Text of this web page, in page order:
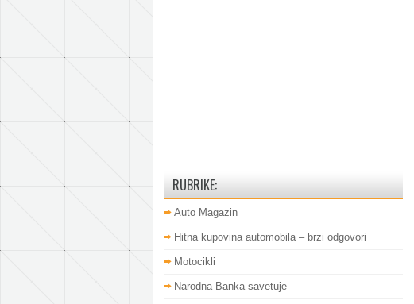
RUBRIKE:
Auto Magazin
Hitna kupovina automobila – brzi odgovori
Motocikli
Narodna Banka savetuje